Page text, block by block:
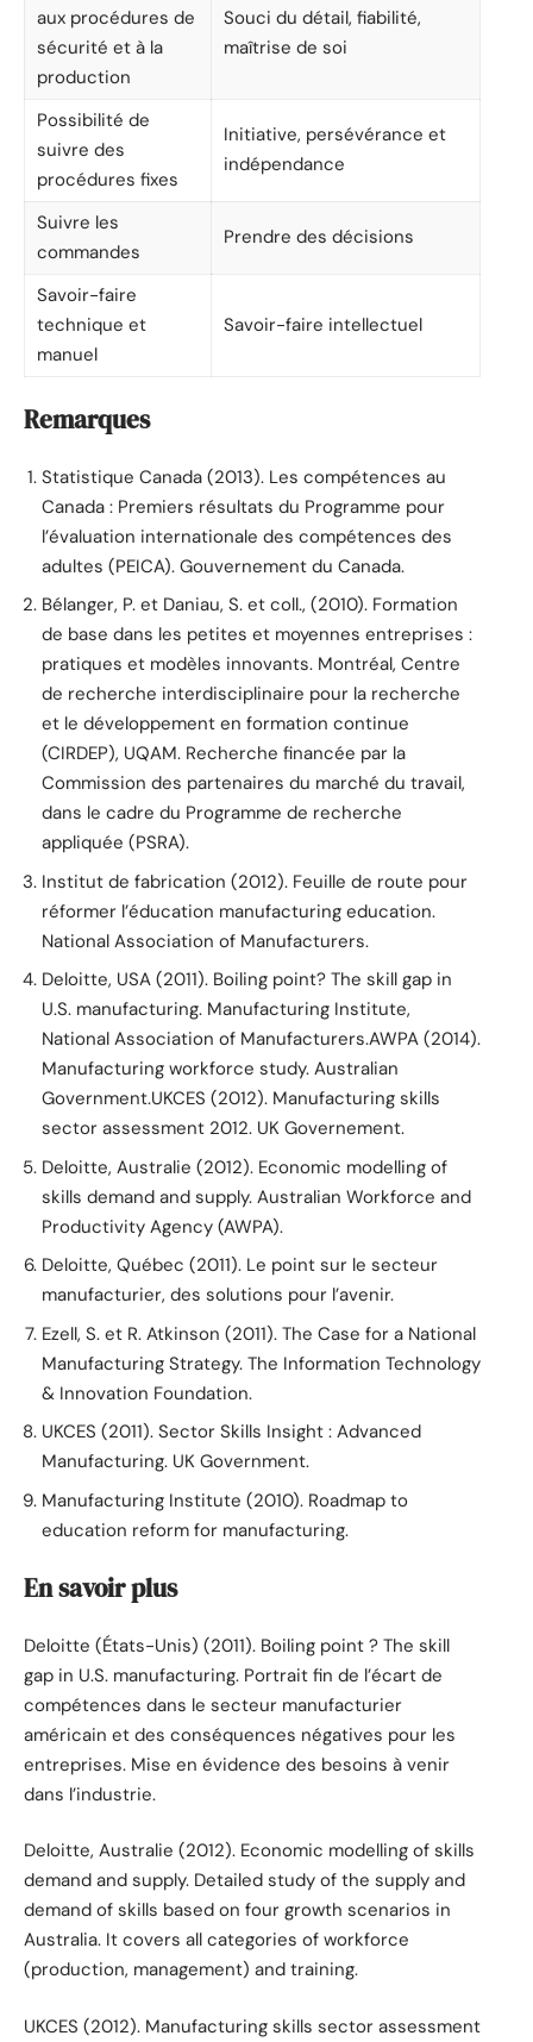
aux procédures de
sécurité et à la
production
Souci du détail, fiabilité,
maîtrise de soi
Possibilité de
suivre des
procédures fixes
Initiative, persévérance et
indépendance
Suivre les
commandes
Prendre des décisions
Savoir-faire
technique et
manuel
Savoir-faire intellectuel
Remarques
Statistique Canada (2013). Les compétences au
Canada : Premiers résultats du Programme pour
l’évaluation internationale des compétences des
adultes (PEICA). Gouvernement du Canada.
Bélanger, P. et Daniau, S. et coll., (2010). Formation
de base dans les petites et moyennes entreprises :
pratiques et modèles innovants. Montréal, Centre
de recherche interdisciplinaire pour la recherche
et le développement en formation continue
(CIRDEP), UQAM. Recherche financée par la
Commission des partenaires du marché du travail,
dans le cadre du Programme de recherche
appliquée (PSRA).
Institut de fabrication (2012). Feuille de route pour
réformer l’éducation manufacturing education.
National Association of Manufacturers.
Deloitte, USA (2011). Boiling point? The skill gap in
U.S. manufacturing. Manufacturing Institute,
National Association of Manufacturers.AWPA (2014).
Manufacturing workforce study. Australian
Government.UKCES (2012). Manufacturing skills
sector assessment 2012. UK Governement.
Deloitte, Australie (2012). Economic modelling of
skills demand and supply. Australian Workforce and
Productivity Agency (AWPA).
Deloitte, Québec (2011). Le point sur le secteur
manufacturier, des solutions pour l’avenir.
Ezell, S. et R. Atkinson (2011). The Case for a National
Manufacturing Strategy. The Information Technology
& Innovation Foundation.
UKCES (2011). Sector Skills Insight : Advanced
Manufacturing. UK Government.
Manufacturing Institute (2010). Roadmap to
education reform for manufacturing.
En savoir plus
Deloitte (États-Unis) (2011). Boiling point ? The skill
gap in U.S. manufacturing. Portrait fin de l’écart de
compétences dans le secteur manufacturier
américain et des conséquences négatives pour les
entreprises. Mise en évidence des besoins à venir
dans l’industrie.
Deloitte, Australie (2012). Economic modelling of skills
demand and supply. Detailed study of the supply and
demand of skills based on four growth scenarios in
Australia. It covers all categories of workforce
(production, management) and training.
UKCES (2012). Manufacturing skills sector assessment